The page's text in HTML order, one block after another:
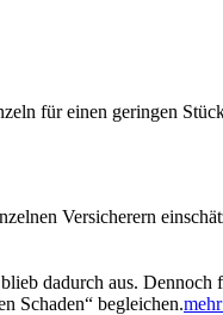
für einen geringen
Versicherern
dadurch aus. Dennoch
Schaden“ begleichen.